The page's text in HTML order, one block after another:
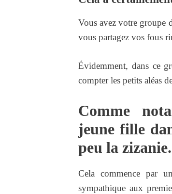
Vous avez votre groupe
vous partagez vos fous
Évidemment, dans ce
compter les petits aléas
Comme
jeune fille
peu la zizanie.
Cela commence par
sympathique aux